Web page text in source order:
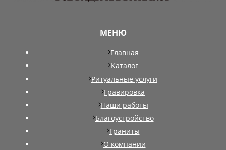
МЕНЮ
Главная
Каталог
Ритуальные услуги
Гравировка
Наши работы
Благоустройство
Граниты
О компании